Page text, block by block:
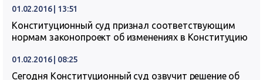
01.02.2016 | 13:51
Конституционный суд признал соответствующим
нормам законопроект об изменениях в Конституцию
01.02.2016 | 08:25
Сегодня Конституционный суд озвучит решение об